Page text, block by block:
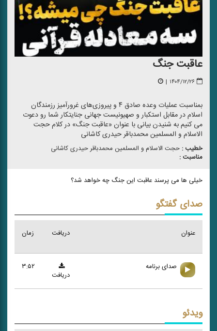
عاقبت جنگ
۱۴۰۴/۱۲/۲۶ |
بمناسبت عملیات وعده صادق ۴ و پیروزی‌های غرورآمیز رزمندگان
اسلام در مقابل استکبار و صهیونیست جهانی جنایتکار شما رو دعوت
می کنیم به شنیدن بیانی با عنوان «عاقبت جنگ» در کلام حجت
الاسلام و المسلمین محمدباقر حیدری کاشانی
خطیب : حجت الاسلام و المسلمین محمدباقر حیدری كاشانی
مناسبت :
خیلی ها می پرسند عاقبت این جنگ چه خواهد شد؟
صدای گفتگو
عنوان زمان دریافت
صدای برنامه
۳:۵۲
دریافت
ویدئو